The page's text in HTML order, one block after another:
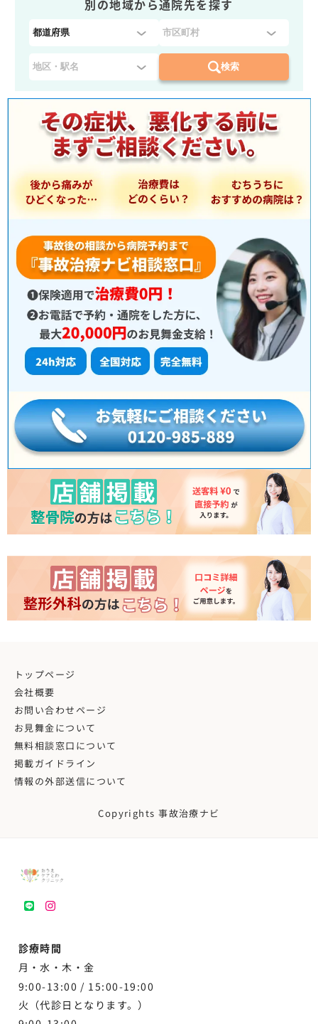
別の地域から通院先を探す
都
県
を
選
択
：
検索
トップページ
会社概要
お問い合わせページ
お見舞金について
無料相談窓口について
掲載ガイドライン
情報の外部送信について
Copyrights 事故治療ナビ
LINEinstagram
診療時間
月・水・木・金
9:00-13:00 / 15:00-19:00
火（代診日となります。）